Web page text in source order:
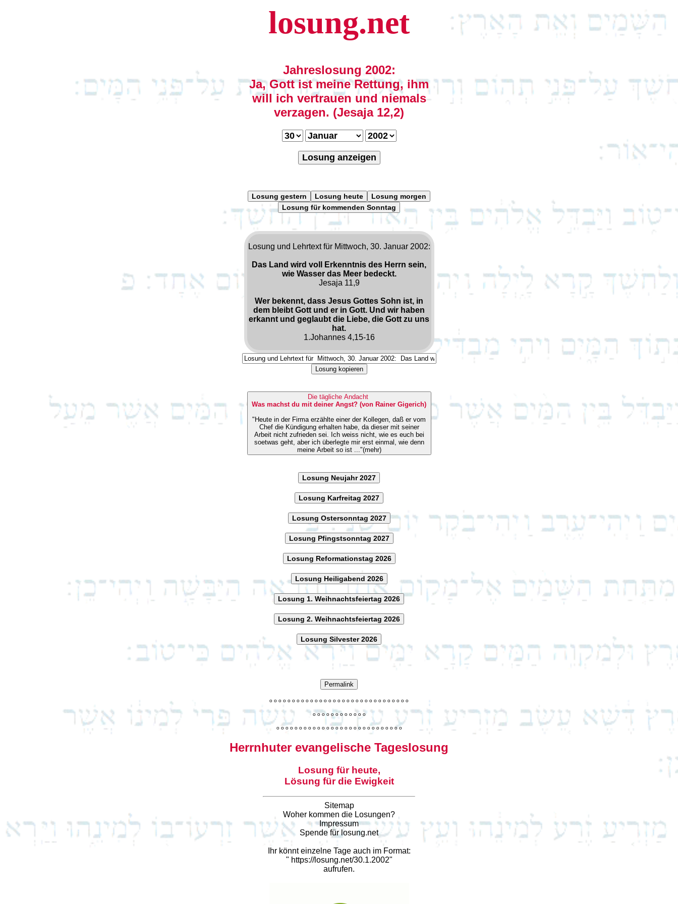
losung.net
Jahreslosung 2002:
Ja, Gott ist meine Rettung, ihm
will ich vertrauen und niemals
verzagen. (Jesaja 12,2)
Losung anzeigen
Losung gestern Losung heute
Losung morgen
Losung für kommenden Sonntag
Losung und Lehrtext für Mittwoch, 30. Januar 2002:
Das Land wird voll Erkenntnis des Herrn sein,
wie Wasser das Meer bedeckt.
Jesaja 11,9
Wer bekennt, dass Jesus Gottes Sohn ist, in
dem bleibt Gott und er in Gott. Und wir haben
erkannt und geglaubt die Liebe, die Gott zu uns
hat.
1.Johannes 4,15-16
Losung kopieren
Die tägliche Andacht
Was machst du mit deiner Angst? (von Rainer Gigerich)
"Heute in der Firma erzählte einer der Kollegen, daß er vom
Chef die Kündigung erhalten habe, da dieser mit seiner
Arbeit nicht zufrieden sei. Ich weiss nicht, wie es euch bei
soetwas geht, aber ich überlegte mir erst einmal, wie denn
meine Arbeit so ist ..."(mehr)
Losung Neujahr 2027
Losung Karfreitag 2027
Losung Ostersonntag 2027
Losung Pfingstsonntag 2027
Losung Reformationstag 2026
Losung Heiligabend 2026
Losung 1. Weihnachtsfeiertag 2026
Losung 2. Weihnachtsfeiertag 2026
Losung Silvester 2026
Permalink
o o o o o o o o o o o o o o o o o o o o o o o o o o o o o o o
o o o o o o o o o o o o
o o o o o o o o o o o o o o o o o o o o o o o o o o o o
Herrnhuter evangelische Tageslosung
Losung für heute,
Lösung für die Ewigkeit
Sitemap
Woher kommen die Losungen?
Impressum
Spende für losung.net
Ihr könnt einzelne Tage auch im Format:
" https://losung.net/30.1.2002"
aufrufen.